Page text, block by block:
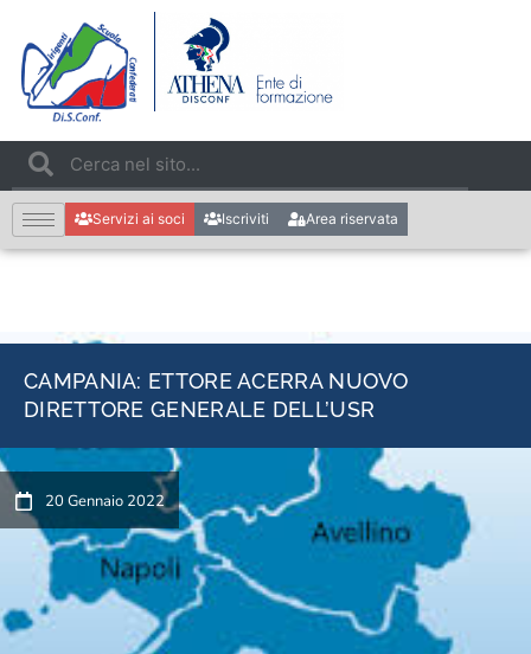
Servizi ai soci Iscriviti Area riservata
CAMPANIA: ETTORE ACERRA NUOVO
DIRETTORE GENERALE DELL’USR
20 Gennaio 2022